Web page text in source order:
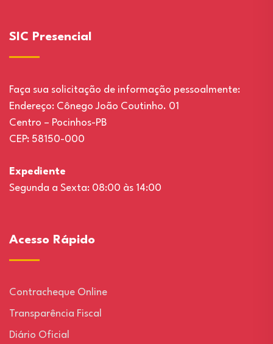
SIC Presencial
Faça sua solicitação de informação pessoalmente:
Endereço: Cônego João Coutinho. 01
Centro – Pocinhos-PB
CEP: 58150-000
Expediente
Segunda a Sexta: 08:00 às 14:00
Acesso Rápido
Contracheque Online
Transparência Fiscal
Diário Oficial